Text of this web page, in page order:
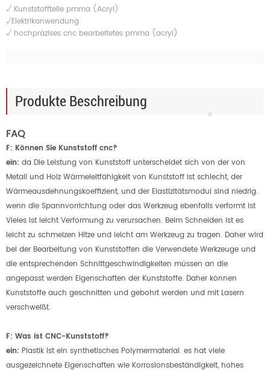
√ Kunststoffteile pmma (Acryl)
√Elektrikanwendung
√ hochpräzises cnc bearbeitetes pmma (acryl)
Produkte Beschreibung
FAQ
F: Können Sie Kunststoff cnc?
ein: da Die Leistung von Kunststoff unterscheidet sich von der von
Metall und Holz Wärmeleitfähigkeit von Kunststoff ist schlecht, der
Wärmeausdehnungskoeffizient, und der Elastizitätsmodul sind niedrig.
wenn die Spannvorrichtung oder das Werkzeug ebenfalls verformt ist
Vieles ist leicht Verformung zu verursachen. Beim Schneiden ist es
leicht zu schmelzen Hitze und leicht am Werkzeug zu tragen. Daher wird
bei der Bearbeitung von Kunststoffen die Verwendete Werkzeuge und
die entsprechenden Schnittgeschwindigkeiten müssen an die
angepasst werden Eigenschaften der Kunststoffe. Daher können
Kunststoffe auch geschnitten und gebohrt werden und mit Lasern
verschweißt.
F: Was ist CNC-Kunststoff?
ein: Plastik ist ein synthetisches Polymermaterial. es hat viele
ausgezeichnete Eigenschaften wie Korrosionsbeständigkeit, hohes